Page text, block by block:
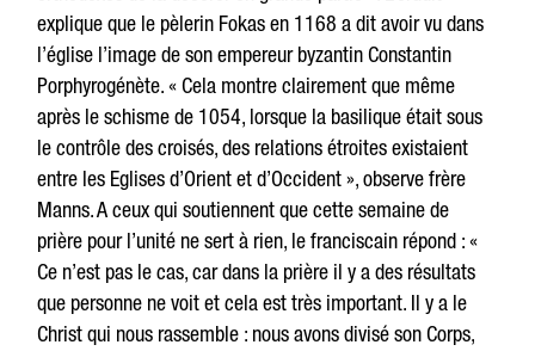
explique que le pèlerin Fokas en 1168 a dit avoir vu dans
l’église l’image de son empereur byzantin Constantin
Porphyrogénète. « Cela montre clairement que même
après le schisme de 1054, lorsque la basilique était sous
le contrôle des croisés, des relations étroites existaient
entre les Eglises d’Orient et d’Occident », observe frère
Manns. A ceux qui soutiennent que cette semaine de
prière pour l’unité ne sert à rien, le franciscain répond : «
Ce n’est pas le cas, car dans la prière il y a des résultats
que personne ne voit et cela est très important. Il y a le
Christ qui nous rassemble : nous avons divisé son Corps,